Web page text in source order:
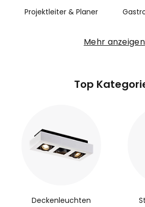
Projektleiter & Planer
Mehr anzeigen
Top
Deckenleuchten